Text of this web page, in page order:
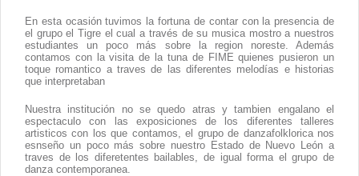
En esta ocasión tuvimos la fortuna de contar con la presencia de
el grupo el Tigre el cual a través de su musica mostro a nuestros
estudiantes un poco más sobre la region noreste. Además
contamos con la visita de la tuna de FIME quienes pusieron un
toque romantico a traves de las diferentes melodías e historias
que interpretaban
Nuestra institución no se quedo atras y tambien engalano el
espectaculo con las exposiciones de los diferentes talleres
artisticos con los que contamos, el grupo de danzafolklorica nos
esnseño un poco más sobre nuestro Estado de Nuevo León a
traves de los diferetentes bailables, de igual forma el grupo de
danza contemporanea.